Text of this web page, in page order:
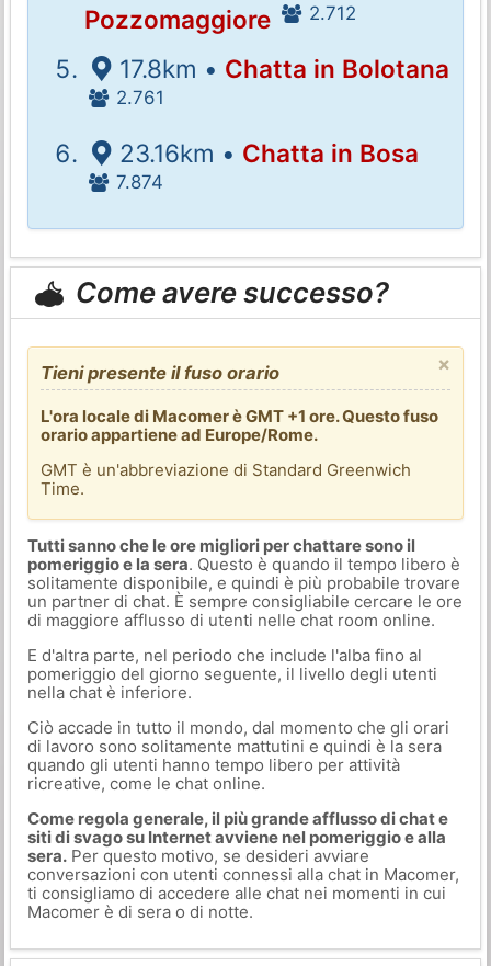
Pozzomaggiore
2.712
17.8km • Chatta in Bolotana
2.761
23.16km • Chatta in Bosa
7.874
Come avere successo?
×
Tieni presente il fuso orario
L'ora locale di Macomer è GMT +1 ore. Questo fuso
orario appartiene ad Europe/Rome.
GMT è un'abbreviazione di Standard Greenwich
Time.
Tutti sanno che le ore migliori per chattare sono il
pomeriggio e la sera. Questo è quando il tempo libero è
solitamente disponibile, e quindi è più probabile trovare
un partner di chat. È sempre consigliabile cercare le ore
di maggiore afflusso di utenti nelle chat room online.
E d'altra parte, nel periodo che include l'alba fino al
pomeriggio del giorno seguente, il livello degli utenti
nella chat è inferiore.
Ciò accade in tutto il mondo, dal momento che gli orari
di lavoro sono solitamente mattutini e quindi è la sera
quando gli utenti hanno tempo libero per attività
ricreative, come le chat online.
Come regola generale, il più grande afflusso di chat e
siti di svago su Internet avviene nel pomeriggio e alla
sera.Per questo motivo, se desideri avviare
conversazioni con utenti connessi alla chat in Macomer,
ti consigliamo di accedere alle chat nei momenti in cui
Macomer è di sera o di notte.